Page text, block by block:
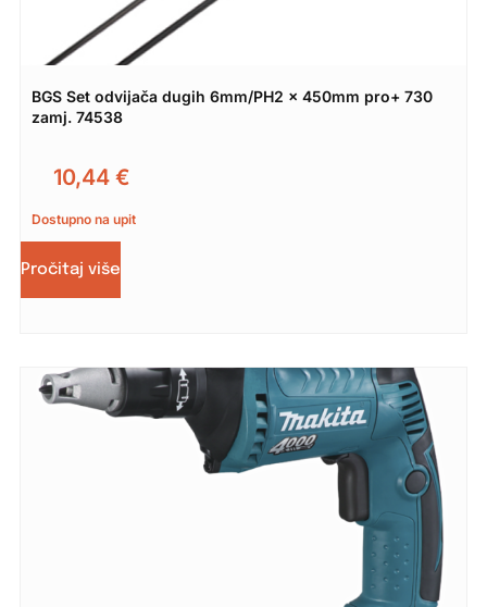
BGS Set odvijača dugih 6mm/PH2 x 450mm pro+ 730
zamj. 74538
10,44 €
Dostupno na upit
Pročitaj više